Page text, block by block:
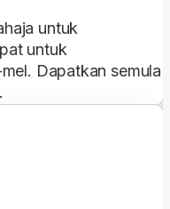
untuk
untuk
Dapatkan semula